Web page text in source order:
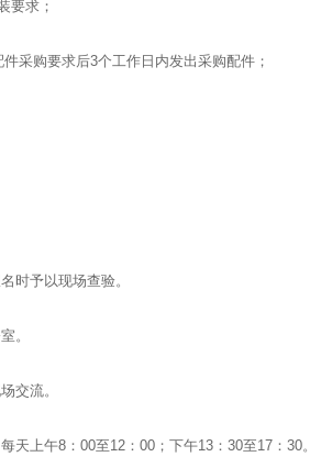
要求；
采购要求后3个工作日内发出采购配件；
时予以现场查验。
。
交流。
上午8：00至12：00；下午13：30至17：30。